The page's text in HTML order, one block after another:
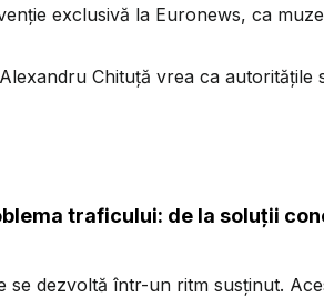
exclusivă la Euronews, ca
Chituță vrea ca autoritățile
traficului: de la soluții
se dezvoltă într-un ritm susținut.